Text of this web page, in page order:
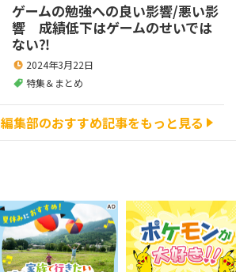
ゲームの勉強への良い影響/悪い影
響 成績低下はゲームのせいでは
ない⁈
2024年3月22日
特集＆まとめ
編集部のおすすめ記事をもっと見る